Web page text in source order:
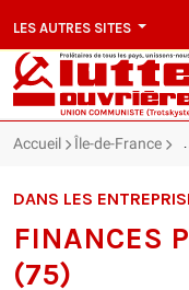
LES AUTRES SITES
Accueil Île-de-France
DANS LES
FINANCES
(75)